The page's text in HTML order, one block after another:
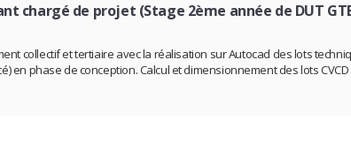
chargé de projet (Stage 2ème année de DUT
collectif et tertiaire avec la réalisation sur Autocad des lots
en phase de conception. Calcul et dimensionnement des lots